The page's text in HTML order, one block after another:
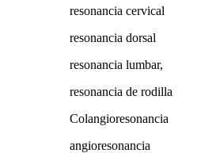
resonancia cervical
resonancia dorsal
resonancia lumbar,
resonancia de rodilla
Colangioresonancia
angioresonancia